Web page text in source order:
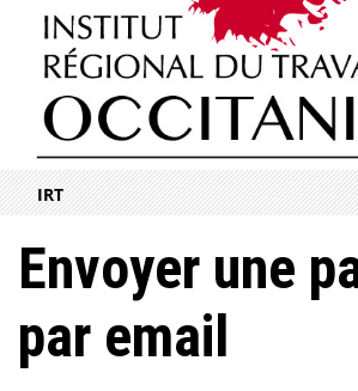
IRT
Envoyer une
par email